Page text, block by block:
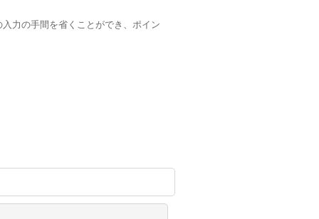
力の手間を省くことができ、ポイン